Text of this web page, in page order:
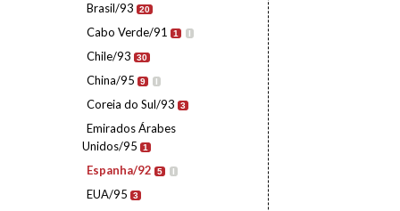
Brasil/93 20
Cabo Verde/91 1 I
Chile/93 30
China/95 9 I
Coreia do Sul/93 3
Emirados Árabes
Unidos/95
1
Espanha/92 5 I
EUA/95 3